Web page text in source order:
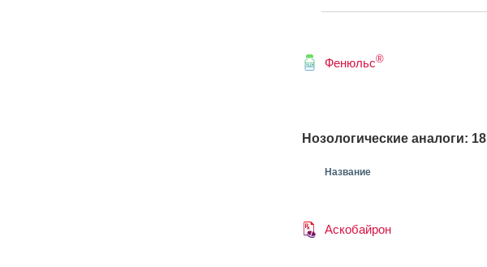
Фенюльс®
Нозологические аналоги: 18
Название
Аскобайрон